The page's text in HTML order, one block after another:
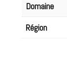
Domaine
Région